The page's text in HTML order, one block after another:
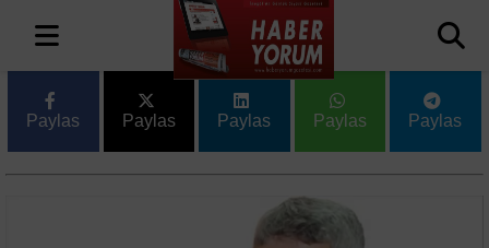
Paylas Paylas Paylas Paylas Paylas